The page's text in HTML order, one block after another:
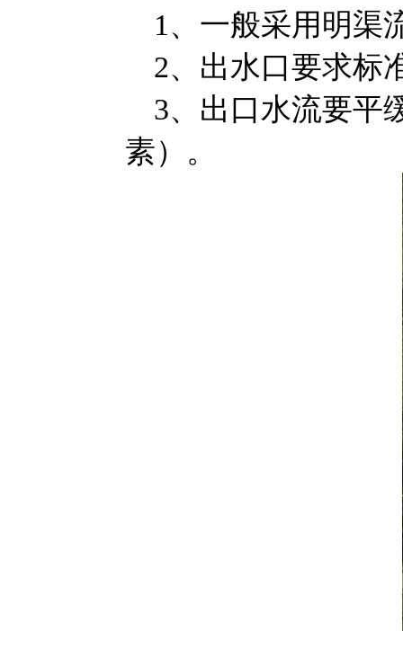
1、一般采用明渠
2、出水口要求标
3、出口水流要平
素）。